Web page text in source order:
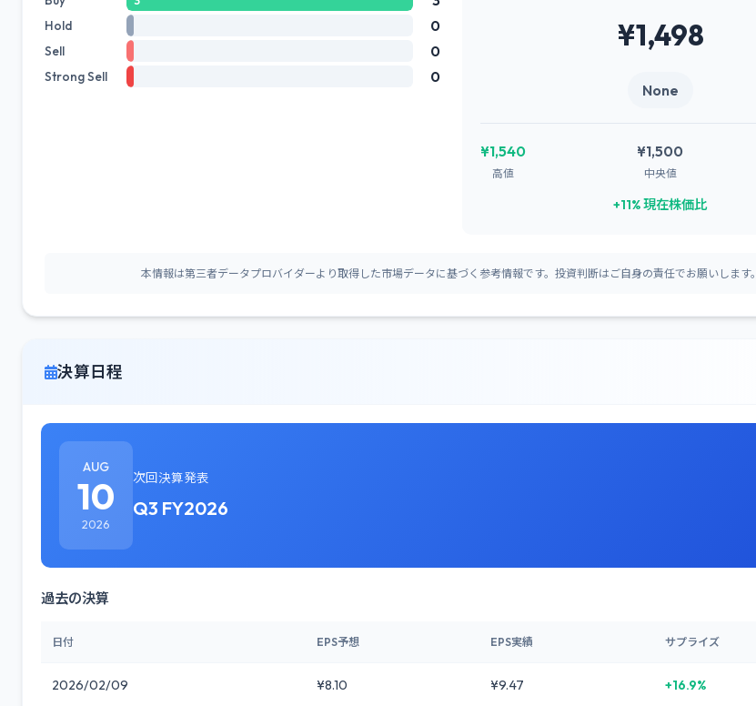
Hold 0
Sell 0
Strong Sell 0
¥1,498
None
¥1,540
高値
¥1,500
中央値
+11% 現在株価比
本情報は第三者データプロバイダーより取得した市場データに基づく参考情報です。投資判断はご自身の責任でお願いします。
決算日程
AUG
10
2026
次回決算発表
Q3 FY2026
過去の決算
日付 EPS予想 EPS実績 サプライズ
2026/02/09 ¥8.10 ¥9.47 +16.9%